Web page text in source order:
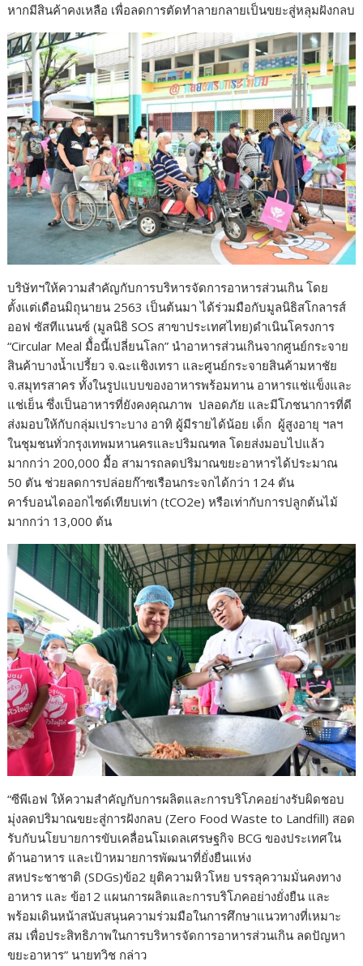
หากมีสินค้าคงเหลือ เพื่อลดการตัดทำลายกลายเป็นขยะสู่หลุมฝังกลบ
บริษัทฯให้ความสำคัญกับการบริหารจัดการอาหารส่วนเกิน โดย
ตั้งแต่เดือนมิถุนายน 2563 เป็นต้นมา ได้ร่วมมือกับมูลนิธิสโกลารส์
ออฟ ซัสทีแนนซ์ (มูลนิธิ SOS สาขาประเทศไทย)ดำเนินโครงการ
“Circular Meal มื้่อนี้เปลี่ยนโลก” นำอาหารส่วนเกินจากศูนย์กระจาย
สินค้าบางน้ำเปรี้ยว จ.ฉะเเชิงเทรา และศูนย์กระจายสินค้ามหาชัย
จ.สมุทรสาคร ทั้งในรูปแบบของอาหารพร้อมทาน อาหารแช่แข็งและ
แช่เย็น ซึ่งเป็นอาหารที่ยังคงคุณภาพ ปลอดภัย และมีโภชนาการที่ดี
ส่งมอบให้กับกลุ่มเปราะบาง อาทิ ผู้มีรายได้น้อย เด็ก ผู้สูงอายุ ฯลฯ
ในชุมชนทั่วกรุงเทพมหานครและปริมณฑล โดยส่งมอบไปแล้ว
มากกว่า 200,000 มื้อ สามารถลดปริมาณขยะอาหารได้ประมาณ
50 ตัน ช่วยลดการปล่อยก๊าซเรือนกระจกได้กว่า 124 ตัน
คาร์บอนไดออกไซด์เทียบเท่า (tCO2e) หรือเท่ากับการปลูกต้นไม้
มากกว่า 13,000 ต้น
“ซีพีเอฟ ให้ความสำคัญกับการผลิตและการบริโภคอย่างรับผิดชอบ
มุ่งลดปริมาณขยะสู่การฝังกลบ (Zero Food Waste to Landfill) สอด
รับกับนโยบายการขับเคลื่อนโมเดลเศรษฐกิจ BCG ของประเทศใน
ด้านอาหาร และเป้าหมายการพัฒนาที่ยั่งยืนแห่ง
สหประชาชาติ (SDGs)ข้อ2 ยุติความหิวโหย บรรลุความมั่นคงทาง
อาหาร และ ข้อ12 แผนการผลิตและการบริโภคอย่างยั่งยืน และ
พร้อมเดินหน้าสนับสนุนความร่วมมือในการศึกษาแนวทางที่เหมาะ
สม เพื่อประสิทธิภาพในการบริหารจัดการอาหารส่วนเกิน ลดปัญหา
ขยะอาหาร” นายทวิช กล่าว